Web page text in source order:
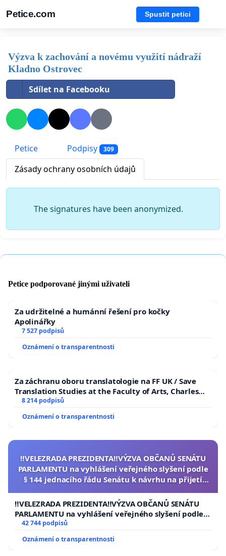
Petice.com Spustit petici
Výzva k zachování a novému využití nádraží
Kladno Ostrovec
Sdílet na Facebooku
Petice Podpisy 309
Zásady ochrany osobních údajů
The signatures have been anonymized.
Petice podporované jinými uživateli
Za udržitelné a humánní řešení pro kočky
Apolinářky
7 527 podpisů
Oznámení o transparentnosti
Za záchranu oboru translatologie na FF UK / Save
Translation Studies at the Faculty of Arts, Charles
University
8 214 podpisů
Oznámení o transparentnosti
‼️VELEZRADA PREZIDENTA‼️VÝZVA OBČANŮ SENÁTU
PARLAMENTU na vyhlášení veřejného slyšení podle
§ 144 jednacího řádu Senátu k návrhu na přijetí
republiky
‼️VELEZRADA PREZIDENTA‼️VÝZVA OBČANŮ SENÁTU
PARLAMENTU na vyhlášení veřejného slyšení podle §
144 jednacího řádu Senátu k návrhu na přijetí
republiky
42 744 podpisů
Oznámení o transparentnosti